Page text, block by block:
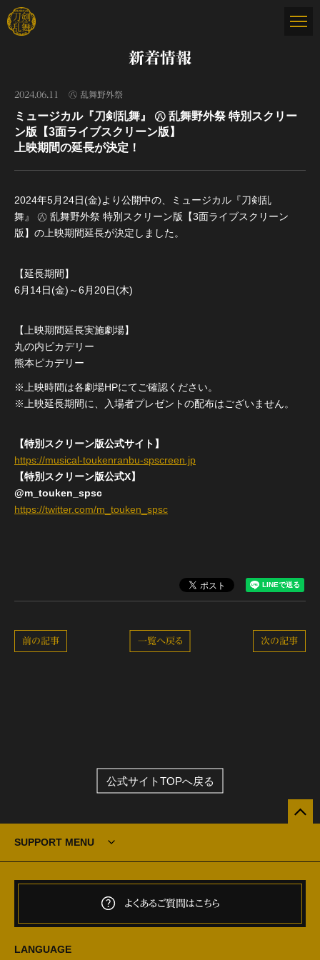
新着情報
2024.06.11 ㊇ 乱舞野外祭
ミュージカル『刀剣乱舞』 ㊇ 乱舞野外祭 特別スクリー
ン版【3面ライブスクリーン版】
上映期間の延長が決定！
2024年5月24日(金)より公開中の、ミュージカル『刀剣乱
舞』 ㊇ 乱舞野外祭 特別スクリーン版【3面ライブスクリーン
版】の上映期間延長が決定しました。
【延長期間】
6月14日(金)～6月20日(木)
【上映期間延長実施劇場】
丸の内ピカデリー
熊本ピカデリー
※上映時間は各劇場HPにてご確認ください。
※上映延長期間に、入場者プレゼントの配布はございません。
【特別スクリーン版公式サイト】
https://musical-toukenranbu-spscreen.jp
【特別スクリーン版公式X】
@m_touken_spsc
https://twitter.com/m_touken_spsc
次の記事
一覧へ戻る
前の記事
公式サイトTOPへ戻る
SUPPORT MENU
よくあるご質問はこちら
LANGUAGE